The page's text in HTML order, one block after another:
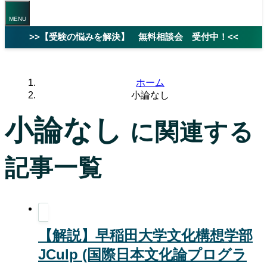
>>【受験の悩みを解決】 無料相談会 受付中！<<
ホーム
小論なし
小論なし に関連する
記事一覧
【解説】早稲田大学文化構想学部
JCulp (国際日本文化論プログラ